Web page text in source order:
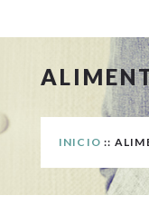
INICIO ::